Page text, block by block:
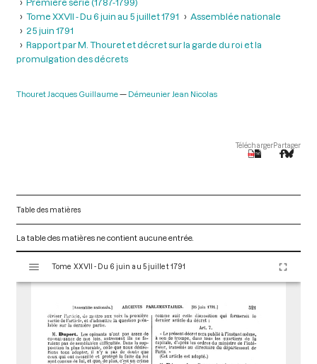
Tome XXVII - Du 6 juin au 5 juillet 1791
Assemblée nationale
25 juin 1791
Rapport par M. Thouret et décret sur la garde du roi et la
promulgation des décrets
Thouret Jacques Guillaume Démeunier Jean Nicolas
TéléchargerPartager
Table des matières
La table des matières ne contient aucune entrée.
s
Tome XXVII - Du 6 juin au 5 juillet 1791